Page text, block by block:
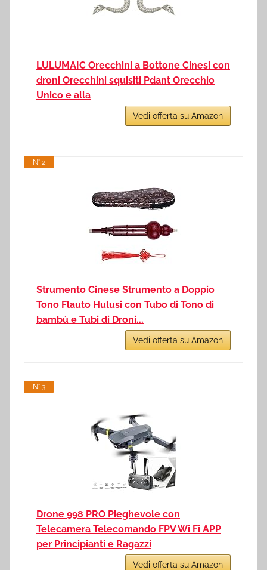
LULUMAIC Orecchini a Bottone Cinesi con
droni Orecchini squisiti Pdant Orecchio
Unico e alla
Vedi offerta su Amazon
N° 2
Strumento Cinese Strumento a Doppio
Tono Flauto Hulusi con Tubo di Tono di
bambù e Tubi di Droni...
Vedi offerta su Amazon
N° 3
Drone 998 PRO Pieghevole con
Telecamera Telecomando FPV Wi Fi APP
per Principianti e Ragazzi
Vedi offerta su Amazon